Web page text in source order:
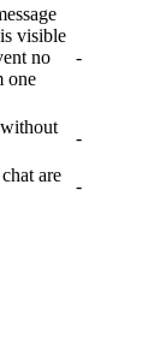
visible
no
one
-
-
are
-